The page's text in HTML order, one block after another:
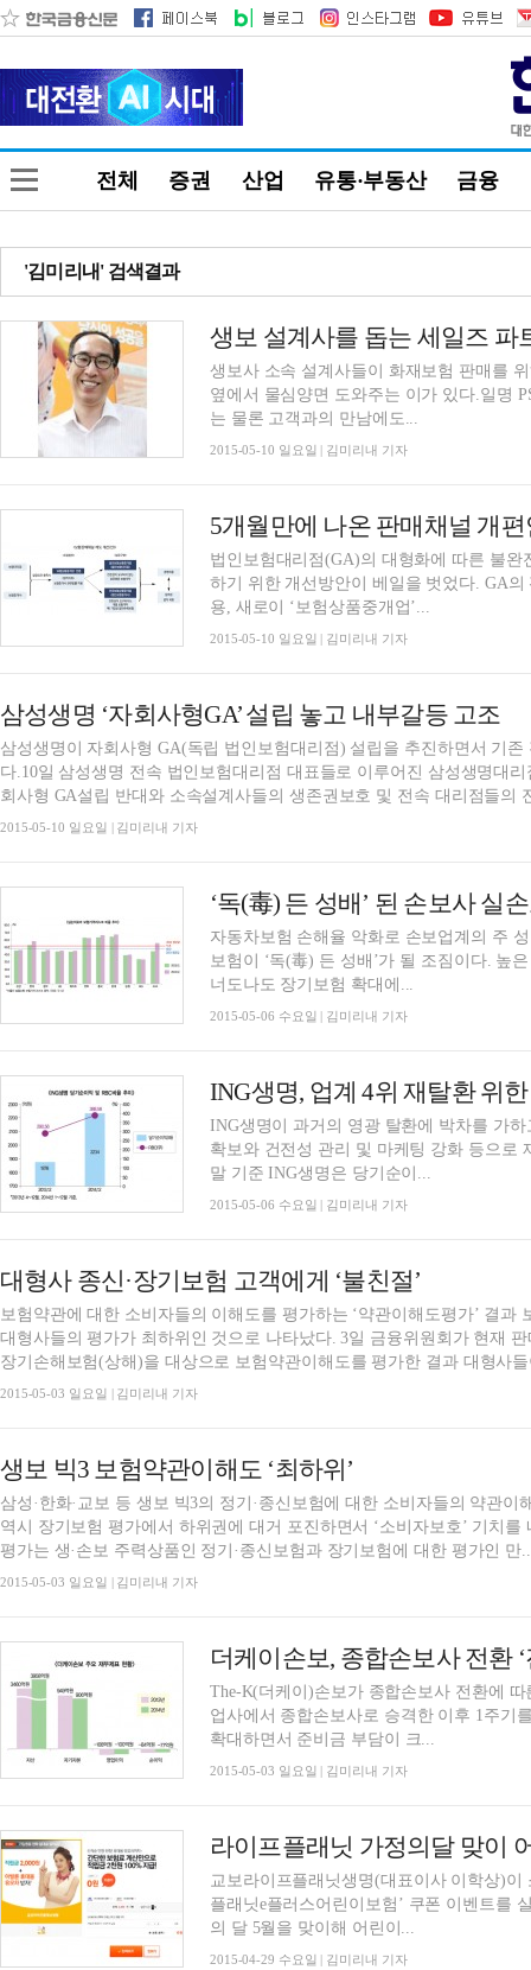
전체 증권 산업 유통·부동산 금융
'김미리내' 검색결과
생보 설계사를 돕는 세일즈 파
생보사 소속 설계사들이 화재보험 판매를
옆에서 물심양면 도와주는 이가 있다.일명
는 물론 고객과의 만남에도...
2015-05-10 일요일 | 김미리내 기자
5개월만에 나온 판매채널 개편
법인보험대리점(GA)의 대형화에 따른 불
하기 위한 개선방안이 베일을 벗었다. GA
용, 새로이 ‘보험상품중개업’...
2015-05-10 일요일 | 김미리내 기자
삼성생명 ‘자회사형GA’ 설립 놓고 내부갈등 고조
삼성생명이 자회사형 GA(독립 법인보험대리점) 설립을 추진하면서 기
다.10일 삼성생명 전속 법인보험대리점 대표들로 이루어진 삼성생명대
회사형 GA설립 반대와 소속설계사들의 생존권보호 및 전속 대리점들의
2015-05-10 일요일 | 김미리내 기자
‘독(毒) 든 성배’ 된 손보사 실
자동차보험 손해율 악화로 손보업계의 주
보험이 ‘독(毒) 든 성배’가 될 조짐이다. 높
너도나도 장기보험 확대에...
2015-05-06 수요일 | 김미리내 기자
ING생명, 업계 4위 재탈환 위
ING생명이 과거의 영광 탈환에 박차를 가
확보와 건전성 관리 및 마케팅 강화 등으로
말 기준 ING생명은 당기순이...
2015-05-06 수요일 | 김미리내 기자
대형사 종신·장기보험 고객에게 ‘불친절’
보험약관에 대한 소비자들의 이해도를 평가하는 ‘약관이해도평가’ 결과
대형사들의 평가가 최하위인 것으로 나타났다. 3일 금융위원회가 현재 판매중인 생보사들의 정기·종신보험과 손보사들의
장기손해보험(상해)을 대상으로 보험약관이해도를 평가한 결과 대형사
2015-05-03 일요일 | 김미리내 기자
생보 빅3 보험약관이해도 ‘최하위’
삼성·한화·교보 등 생보 빅3의 정기·종신보험에 대한 소비자들의 약관
역시 장기보험 평가에서 하위권에 대거 포진하면서 ‘소비자보호’ 기치
평가는 생·손보 주력상품인 정기·종신보험과 장기보험에 대한 평가인 만
2015-05-03 일요일 | 김미리내 기자
더케이손보, 종합손보사 전환 ‘
The-K(더케이)손보가 종합손보사 전환에
업사에서 종합손보사로 승격한 이후 1주기
확대하면서 준비금 부담이 크...
2015-05-03 일요일 | 김미리내 기자
라이프플래닛 가정의달 맞이
교보라이프플래닛생명(대표이사 이학상)이
플래닛e플러스어린이보험’ 쿠폰 이벤트를
의 달 5월을 맞이해 어린이...
2015-04-29 수요일 | 김미리내 기자